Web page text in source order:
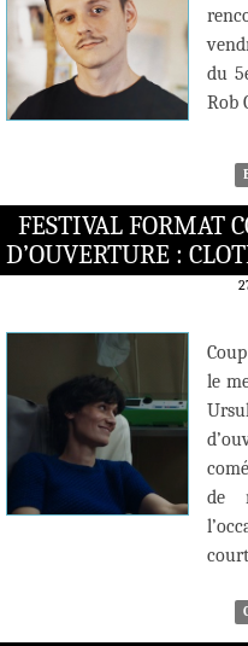
du
Rob
FESTIVAL FORMAT
D’OUVERTURE :
le
de